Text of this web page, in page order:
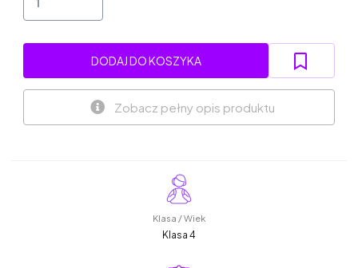
DODAJ DO KOSZYKA
Zobacz pełny opis produktu
Klasa / Wiek
Klasa 4